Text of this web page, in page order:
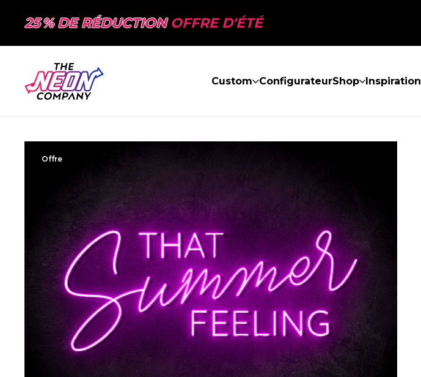
25 % DE RÉDUCTIONOFFRE D'ÉTÉ
Custom ConfigurateurShop Inspiration
Offre